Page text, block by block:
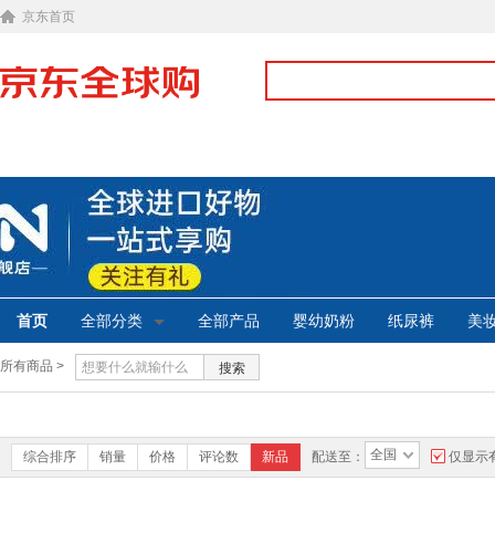
京东首页
首页 全部分类 全部产品 婴幼奶粉 纸尿裤 美
所有商品 > 搜索
综合排序 销量 价格 评论数 新品 配送至： 全国 仅显示